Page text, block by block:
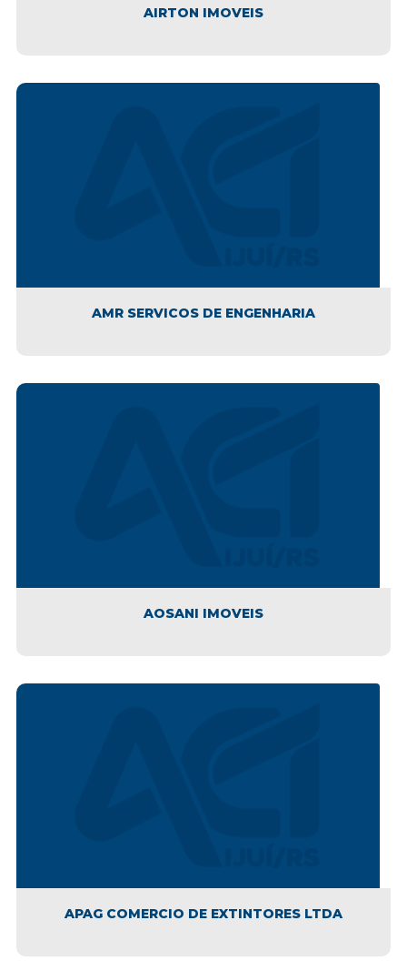
AIRTON IMOVEIS
AMR SERVICOS DE ENGENHARIA
AOSANI IMOVEIS
APAG COMERCIO DE EXTINTORES LTDA